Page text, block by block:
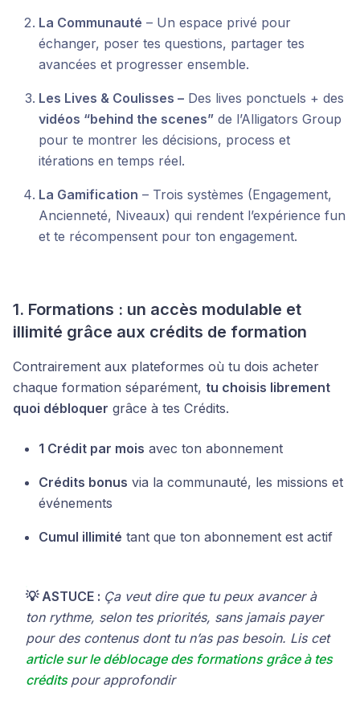
La Communauté – Un espace privé pour
échanger, poser tes questions, partager tes
avancées et progresser ensemble.
Les Lives & Coulisses – Des lives ponctuels + des
vidéos “behind the scenes” de l’Alligators Group
pour te montrer les décisions, process et
itérations en temps réel.
La Gamification – Trois systèmes (Engagement,
Ancienneté, Niveaux) qui rendent l’expérience fun
et te récompensent pour ton engagement.
1. Formations : un accès modulable et
illimité grâce aux crédits de formation
Contrairement aux plateformes où tu dois acheter
chaque formation séparément, tu choisis librement
quoi débloquer grâce à tes Crédits.
1 Crédit par mois avec ton abonnement
Crédits bonus via la communauté, les missions et
événements
Cumul illimité tant que ton abonnement est actif
💡 ASTUCE : Ça veut dire que tu peux avancer à
ton rythme, selon tes priorités, sans jamais payer
pour des contenus dont tu n’as pas besoin. Lis cet
article sur le déblocage des formations grâce à tes
crédits pour approfondir